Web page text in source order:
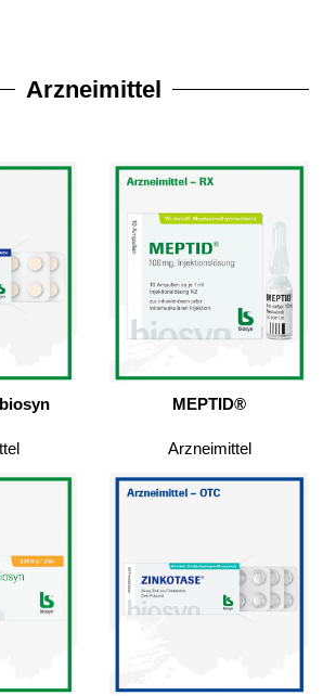
Arzneimittel
MEPTID®
Arzneimittel